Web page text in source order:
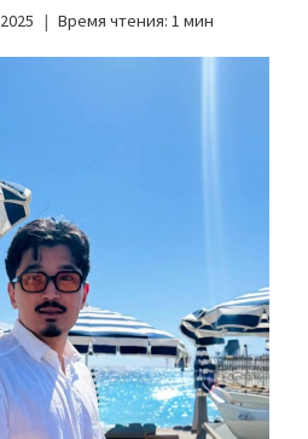
Время чтения: 1 мин